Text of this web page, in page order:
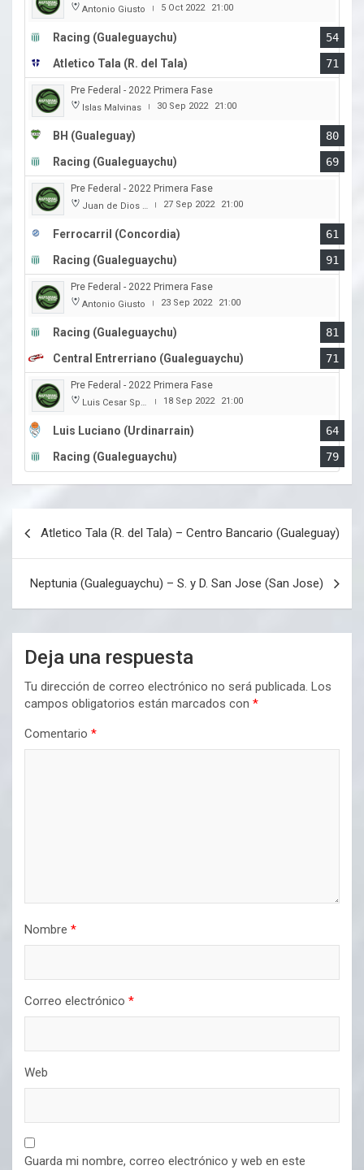
Antonio Giusto | 5 Oct 2022 21:00
Racing (Gualeguaychu)
54
Atletico Tala (R. del Tala)
71
Pre Federal - 2022 Primera Fase
Islas Malvinas | 30 Sep 2022 21:00
BH (Gualeguay)
80
Racing (Gualeguaychu)
69
Pre Federal - 2022 Primera Fase
Juan de Dios Obregon | 27 Sep 2022 21:00
Ferrocarril (Concordia)
61
Racing (Gualeguaychu)
91
Pre Federal - 2022 Primera Fase
Antonio Giusto | 23 Sep 2022 21:00
Racing (Gualeguaychu)
81
Central Entrerriano (Gualeguaychu)
71
Pre Federal - 2022 Primera Fase
Luis Cesar Spiazzi | 18 Sep 2022 21:00
Luis Luciano (Urdinarrain)
64
Racing (Gualeguaychu)
79
entradas
Atletico Tala (R. del Tala) – Centro Bancario (Gualeguay)
Neptunia (Gualeguaychu) – S. y D. San Jose (San Jose)
Deja una respuesta
Tu dirección de correo electrónico no será publicada. Los
campos obligatorios están marcados con *
Comentario *
Nombre *
Correo electrónico *
Web
Guarda mi nombre, correo electrónico y web en este